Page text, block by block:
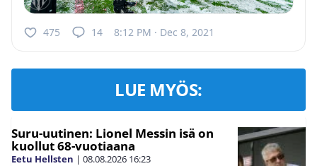
475 14 8:12 PM · Dec 8, 2021
LUE MYÖS:
Suru-uutinen: Lionel Messin isä on
kuollut 68-vuotiaana
Eetu Hellsten | 08.08.2026 16:23